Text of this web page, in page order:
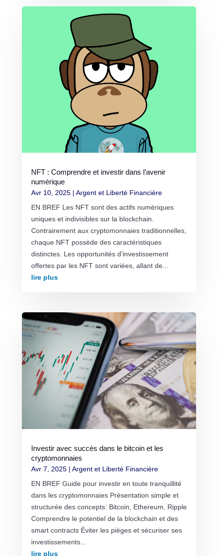
NFT : Comprendre et investir dans l’avenir
numérique
Avr 10, 2025| Argent et Liberté Financière
EN BREF Les NFT sont des actifs numériques
uniques et indivisibles sur la blockchain.
Contrairement aux cryptomonnaies traditionnelles,
chaque NFT possède des caractéristiques
distinctes. Les opportunités d'investissement
offertes par les NFT sont variées, allant de...
lire plus
Investir avec succès dans le bitcoin et les
cryptomonnaies
Avr 7, 2025| Argent et Liberté Financière
EN BREF Guide pour investir en toute tranquillité
dans les cryptomonnaies Présentation simple et
structurée des concepts: Bitcoin, Ethereum, Ripple
Comprendre le potentiel de la blockchain et des
smart contracts Éviter les pièges et sécuriser ses
investissements...
lire plus